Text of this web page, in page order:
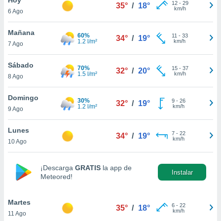
en
más
nuestra
de
aceptar
de
6 Ago
35° / 18° 12- 29
km/h
Mañana
7 Ago
60%
1.2 l/m²
34° / 19° 11 - 33
km/h
Sábado
8 Ago
70%
1.5 l/m²
32° / 20° 15- 37
km/h
Domingo
9 Ago
30%
1.2 l/m²
32° / 19° 9- 26
km/h
Lunes
10 Ago
34° / 19° 7- 22
km/h
¡Descarga GRATIS la app de
Meteored!
Instalar
Martes
11 Ago
35° / 18° 6- 22
km/h